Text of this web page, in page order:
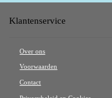
Klantenservice
Over ons
Voorwaarden
Contact